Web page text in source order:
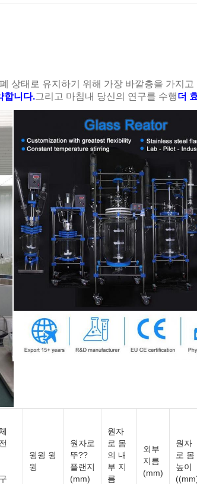
상태로 유지하기 위해 가장 바깥층을 가지고
합니다.그리고 마침내 당신의 연구를 수행더
윙윙 윙
윙
원자로
뚜??
플랜지
(mm)
원자
로 몸
의 내
부 지
름
외부
지름
(mm)
원자
로 몸
높이